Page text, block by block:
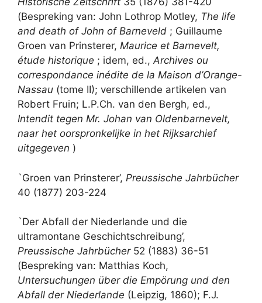
(Bespreking van: John Lothrop Motley, The life
and death of John of Barneveld ; Guillaume
Groen van Prinsterer, Maurice et Barnevelt,
étude historique ; idem, ed.,Archives ou
correspondance inédite de la Maison d’Orange-
Nassau (tome II); verschillende artikelen van
Robert Fruin; L.P.Ch. van den Bergh, ed.,
Intendit tegen Mr. Johan van Oldenbarnevelt,
naar het oorspronkelijke in het Rijksarchief
uitgegeven )
`Groen van Prinsterer’, Preussische Jahrbücher
40 (1877) 203-224
`Der Abfall der Niederlande und die
ultramontane Geschichtschreibung’,
Preussische Jahrbücher 52 (1883) 36-51
(Bespreking van: Matthias Koch,
Untersuchungen über die Empörung und den
Abfall der Niederlande (Leipzig, 1860); F.J.